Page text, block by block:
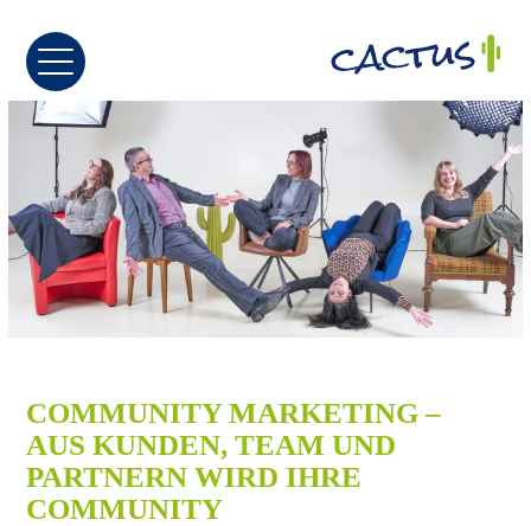
COMMUNITY MARKETING –
AUS KUNDEN, TEAM UND
PARTNERN WIRD IHRE
COMMUNITY